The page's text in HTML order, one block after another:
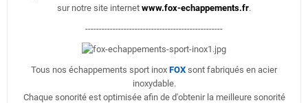
sur notre site internet www.fox-echappements.fr.
--------------------------------------------------
Tous nos échappements sport inox FOX sont fabriqués en acier
inoxydable.
Chaque sonorité est optimisée afin de d'obtenir la meilleure sonorité